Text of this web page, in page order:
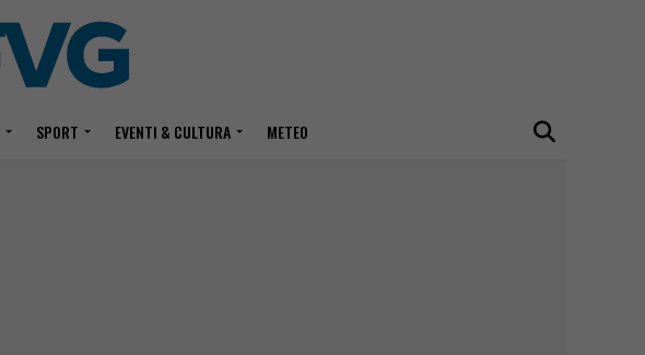
SPORT EVENTI & CULTURA METEO